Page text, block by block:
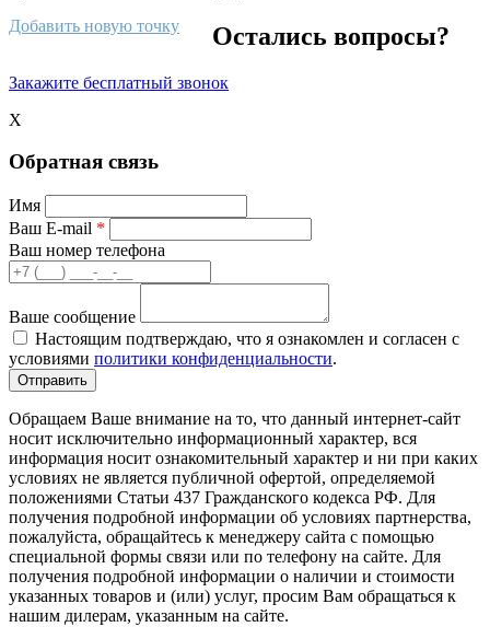
Добавить новую точку
Остались вопросы?
Закажите бесплатный звонок
X
Обратная связь
Имя
Ваш E-mail *
Ваш номер телефона
Ваше сообщение
Настоящим подтверждаю, что я ознакомлен и согласен с
условиями политики конфиденциальности.
Обращаем Ваше внимание на то, что данный интернет-сайт
носит исключительно информационный характер, вся
информация носит ознакомительный характер и ни при каких
условиях не является публичной офертой, определяемой
положениями Статьи 437 Гражданского кодекса РФ. Для
получения подробной информации об условиях партнерства,
пожалуйста, обращайтесь к менеджеру сайта с помощью
специальной формы связи или по телефону на сайте. Для
получения подробной информации о наличии и стоимости
указанных товаров и (или) услуг, просим Вам обращаться к
нашим дилерам, указанным на сайте.